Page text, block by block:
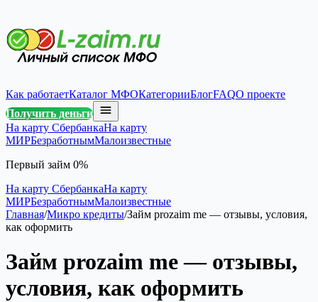
Как работаетКаталог МФОКатегорииБлогFAQО проекте
Получить деньги
На карту СбербанкаНа карту
МИРБезработнымМалоизвестные
Первый займ 0%
На карту СбербанкаНа карту
МИРБезработнымМалоизвестные
Главная/Микро кредиты/Займ prozaim me — отзывы, условия,
как оформить
Займ prozaim me — отзывы,
условия, как оформить